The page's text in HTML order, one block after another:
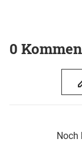
0
Noch